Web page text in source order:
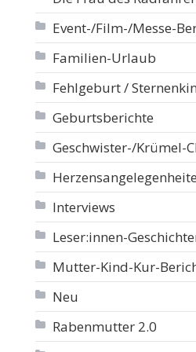
Event-/Film-/Messe-
Familien-Urlaub
Fehlgeburt /
Geburtsberichte
Geschwister-/Krümel-
Interviews
Leser:innen-
Mutter-Kind-Kur-
Neu
Rabenmutter 2.0